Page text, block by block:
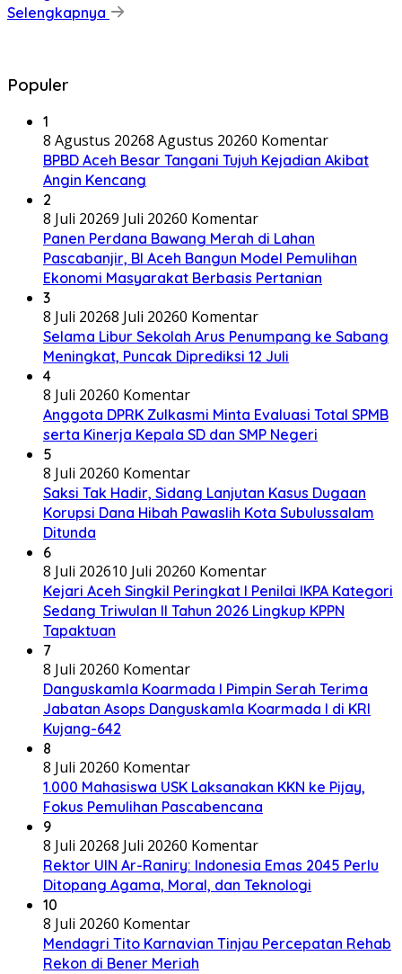
Selengkapnya
Populer
1
8 Agustus 20268 Agustus 20260 Komentar
BPBD Aceh Besar Tangani Tujuh Kejadian Akibat
Angin Kencang
2
8 Juli 20269 Juli 20260 Komentar
Panen Perdana Bawang Merah di Lahan
Pascabanjir, BI Aceh Bangun Model Pemulihan
Ekonomi Masyarakat Berbasis Pertanian
3
8 Juli 20268 Juli 20260 Komentar
Selama Libur Sekolah Arus Penumpang ke Sabang
Meningkat, Puncak Diprediksi 12 Juli
4
8 Juli 20260 Komentar
Anggota DPRK Zulkasmi Minta Evaluasi Total SPMB
serta Kinerja Kepala SD dan SMP Negeri
5
8 Juli 20260 Komentar
Saksi Tak Hadir, Sidang Lanjutan Kasus Dugaan
Korupsi Dana Hibah Pawaslih Kota Subulussalam
Ditunda
6
8 Juli 202610 Juli 20260 Komentar
Kejari Aceh Singkil Peringkat I Penilai IKPA Kategori
Sedang Triwulan II Tahun 2026 Lingkup KPPN
Tapaktuan
7
8 Juli 20260 Komentar
Danguskamla Koarmada I Pimpin Serah Terima
Jabatan Asops Danguskamla Koarmada I di KRI
Kujang-642
8
8 Juli 20260 Komentar
1.000 Mahasiswa USK Laksanakan KKN ke Pijay,
Fokus Pemulihan Pascabencana
9
8 Juli 20268 Juli 20260 Komentar
Rektor UIN Ar-Raniry: Indonesia Emas 2045 Perlu
Ditopang Agama, Moral, dan Teknologi
10
8 Juli 20260 Komentar
Mendagri Tito Karnavian Tinjau Percepatan Rehab
Rekon di Bener Meriah